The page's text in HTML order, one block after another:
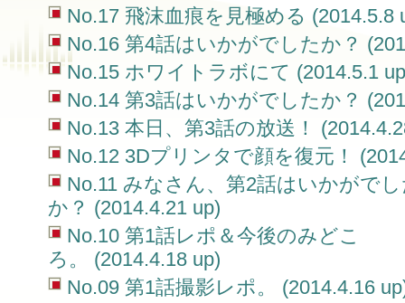
No.17 飛沫血痕を見極める (2014.5.8
No.16 第4話はいかがでしたか？
No.15 ホワイトラボにて (2014.5.1
No.14 第3話はいかがでしたか？
No.13 本日、第3話の放送！
No.12 3Dプリンタで顔を復元！
No.11 みなさん、第2話はいかがで
か？ (2014.4.21 up)
No.10 第1話レポ＆今後のみどこ
ろ。 (2014.4.18 up)
No.09 第1話撮影レポ。 (2014.4.16